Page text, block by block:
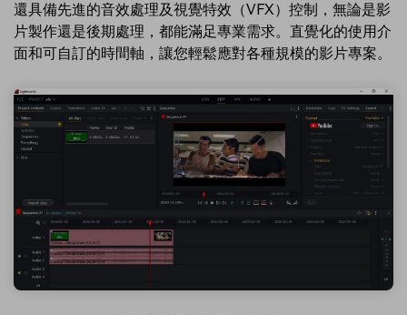
還具備先進的音效處理及視覺特效（VFX）控制，無論是影
片製作還是後期處理，都能滿足專業需求。直覺化的使用介
面和可自訂的時間軸，讓您輕鬆應對各種規模的影片專案。